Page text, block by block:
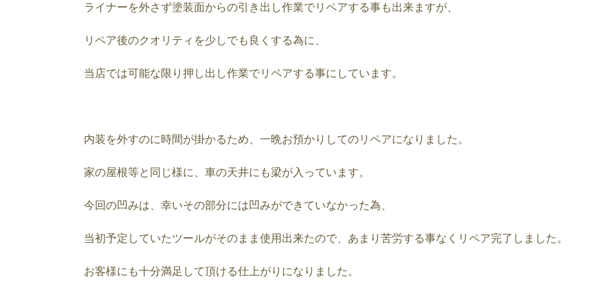
ライナーを外さず塗装面からの引き出し作業でリペアする事も出来ますが、
リペア後のクオリティを少しでも良くする為に、
当店では可能な限り押し出し作業でリペアする事にしています。
内装を外すのに時間が掛かるため、一晩お預かりしてのリペアになりました。
家の屋根等と同じ様に、車の天井にも梁が入っています。
今回の凹みは、幸いその部分には凹みができていなかった為、
当初予定していたツールがそのまま使用出来たので、あまり苦労する事なくリペア完了しました。
お客様にも十分満足して頂ける仕上がりになりました。